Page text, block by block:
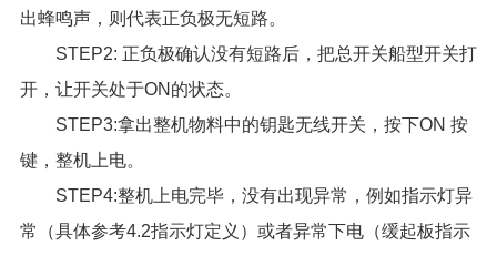
出蜂鸣声，则代表正负极无短路。
STEP2: 正负极确认没有短路后，把总开关船型开关打
开，让开关处于ON的状态。
STEP3:拿出整机物料中的钥匙无线开关，按下ON 按
键，整机上电。
STEP4:整机上电完毕，没有出现异常，例如指示灯异
常（具体参考4.2指示灯定义）或者异常下电（缓起板指示